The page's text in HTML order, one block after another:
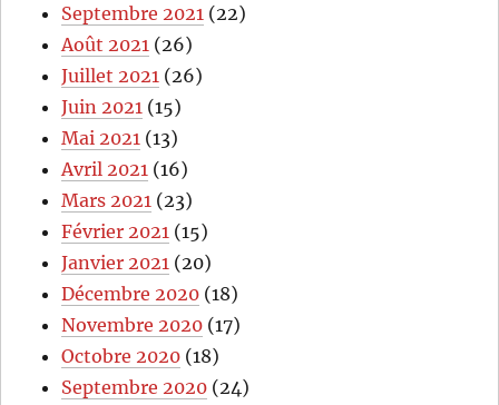
Septembre 2021 (22)
Août 2021 (26)
Juillet 2021 (26)
Juin 2021 (15)
Mai 2021 (13)
Avril 2021 (16)
Mars 2021 (23)
Février 2021 (15)
Janvier 2021 (20)
Décembre 2020 (18)
Novembre 2020 (17)
Octobre 2020 (18)
Septembre 2020 (24)